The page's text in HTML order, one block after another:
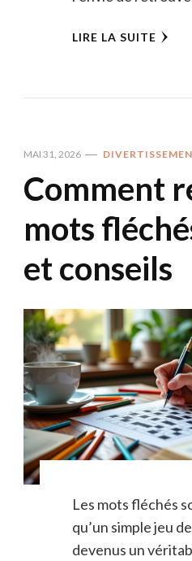
LIRE LA SUITE
MAI 31, 2026
Comment
mots
et conseils
Les mots fléchés
qu’un simple jeu
devenus un